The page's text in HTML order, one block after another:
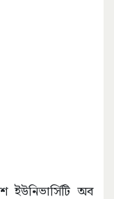
অব